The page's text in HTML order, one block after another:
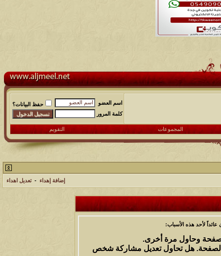
اسم العضو
حفظ البيانات؟
كلمة المرور
المجموعات التقويم
إضافة إهداء - تعديل اهداء
لأحد هذه الأسباب:
وحاول مرة أخرى.
الصفحة. هل تحاول تعديل مشاركة شخص